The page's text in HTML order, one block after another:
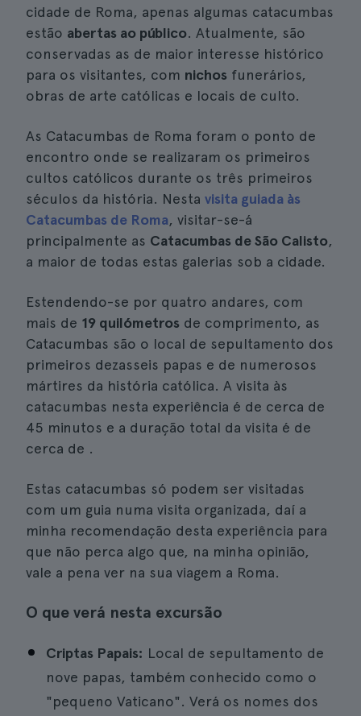
cidade de Roma, apenas algumas catacumbas
estão abertas ao público. Atualmente, são
conservadas as de maior interesse histórico
para os visitantes, com nichos funerários,
obras de arte católicas e locais de culto.
As Catacumbas de Roma foram o ponto de
encontro onde se realizaram os primeiros
cultos católicos durante os três primeiros
séculos da história. Nesta visita guiada às
Catacumbas de Roma, visitar-se-á
principalmente as Catacumbas de São Calisto,
a maior de todas estas galerias sob a cidade.
Estendendo-se por quatro andares, com
mais de 19 quilómetros de comprimento, as
Catacumbas são o local de sepultamento dos
primeiros dezasseis papas e de numerosos
mártires da história católica. A visita às
catacumbas nesta experiência é de cerca de
45 minutos e a duração total da visita é de
cerca de .
Estas catacumbas só podem ser visitadas
com um guia numa visita organizada, daí a
minha recomendação desta experiência para
que não perca algo que, na minha opinião,
vale a pena ver na sua viagem a Roma.
O que verá nesta excursão
Criptas Papais: Local de sepultamento de
nove papas, também conhecido como o
"pequeno Vaticano". Verá os nomes dos